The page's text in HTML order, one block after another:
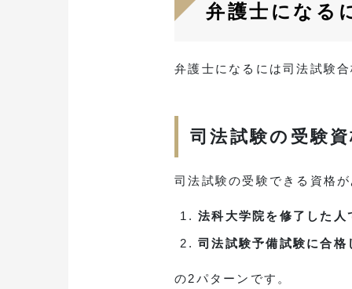
弁護士になる
弁護士になるには司法試験
司法試験の受験資
司法試験の受験できる資格が
法科大学院を修了した
司法試験予備試験に合
の2パターンです。